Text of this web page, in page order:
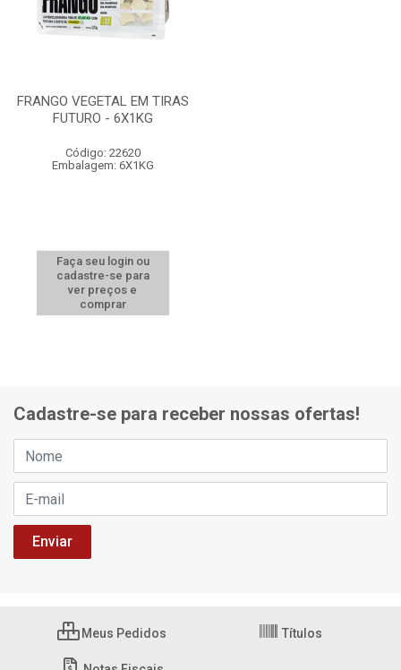
FRANGO VEGETAL EM TIRAS
FUTURO - 6X1KG
Código: 22620
Embalagem: 6X1KG
Faça seu login ou
cadastre-se para
ver preços e
comprar
Cadastre-se para receber nossas ofertas!
Meus Pedidos Títulos